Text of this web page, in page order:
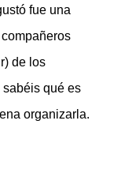
fue una
de los
sabéis qué es
organizarla.